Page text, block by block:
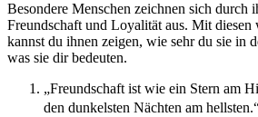
Besondere Menschen zeichnen sich durch
Freundschaft und Loyalität aus. Mit diesen
kannst du ihnen zeigen, wie sehr du sie in
was sie dir bedeuten.
„Freundschaft ist wie ein Stern am
den dunkelsten Nächten am